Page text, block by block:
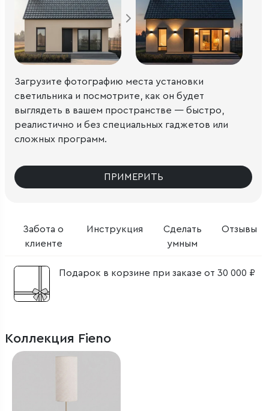
Забота о
клиенте
Инструкция
Сделать
умным
Отзывы
Подарок в корзине при заказе от 30 000 ₽
Загрузите фотографию места установки
светильника и посмотрите, как он будет
выглядеть в вашем пространстве — быстро,
реалистично и без специальных гаджетов или
сложных программ.
ПРИМЕРИТЬ
Коллекция Fieno